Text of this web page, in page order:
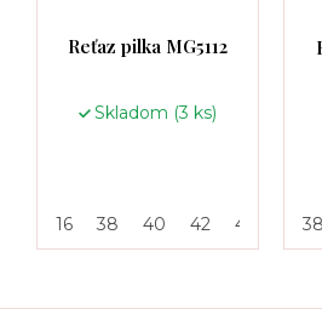
Reťaz pilka MG5112
Skladom (3 ks)
16 38 40 42 46 38